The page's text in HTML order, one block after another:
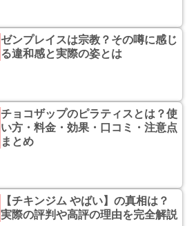
ゼンプレイスは宗教？その噂に感じ
る違和感と実際の姿とは
チョコザップのピラティスとは？使
い方・料金・効果・口コミ・注意点
まとめ
【チキンジム やばい】の真相は？
実際の評判や高評の理由を完全解説